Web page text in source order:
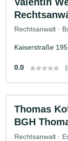
Rechtsanwalt ·
Kaiserstraße
0.0
Thomas
BGH
Rechtsanwalt ·